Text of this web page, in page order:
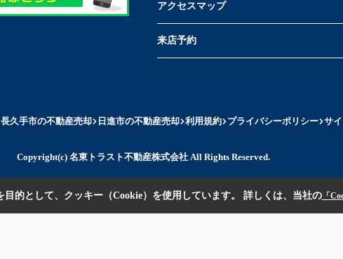
アクセスマップ
来店予約
長久手市の不動産売却 日進市の不動産売却 利用規約 プライバシーポリシー サ
Copyright(c) 名東トラスト不動産株式会社 All Rights Reserved.
的として、クッキー（Cookie）を使用しています。 詳しくは、当社の「